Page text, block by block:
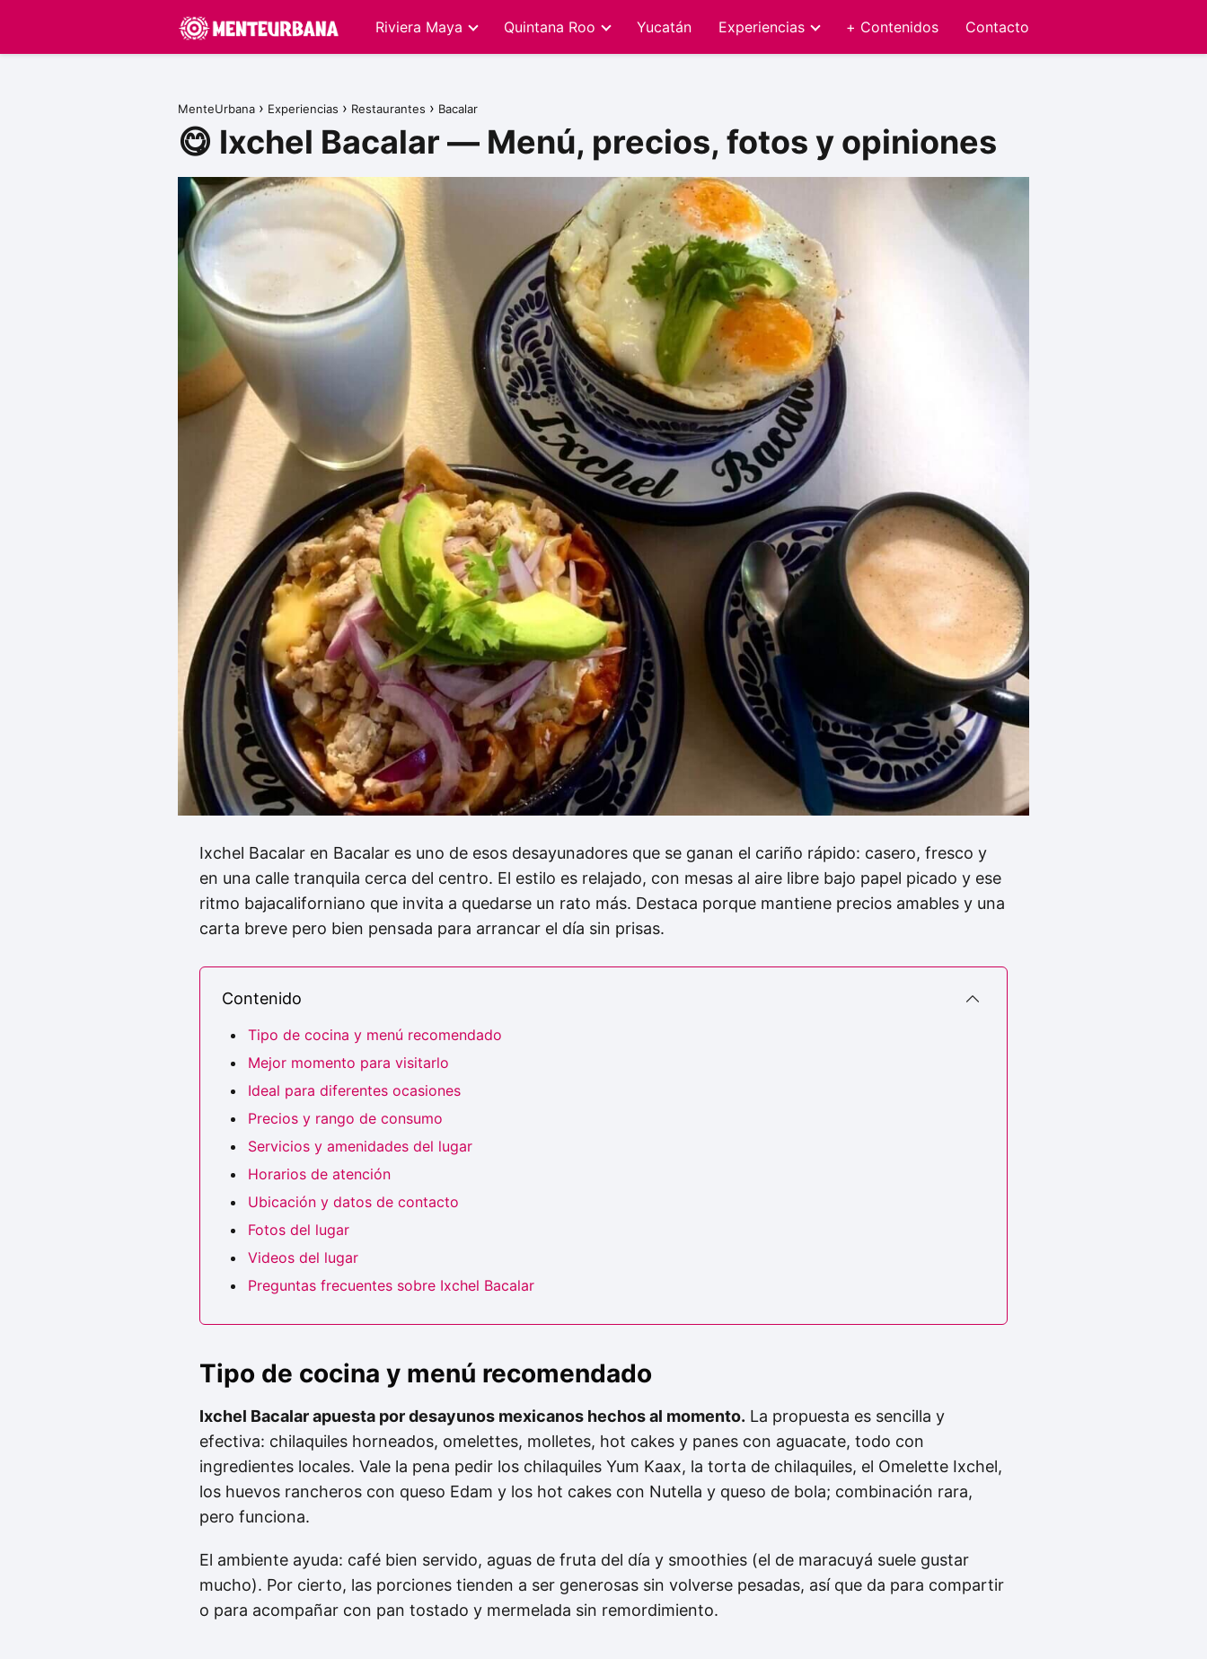
Riviera Maya Quintana Roo Yucatán Experiencias + Contenidos Contacto
MenteUrbana Experiencias Restaurantes Bacalar
😋 Ixchel Bacalar — Menú, precios, fotos y opiniones
Ixchel Bacalar en Bacalar es uno de esos desayunadores que se ganan el cariño rápido: casero, fresco y
en una calle tranquila cerca del centro. El estilo es relajado, con mesas al aire libre bajo papel picado y ese
ritmo bajacaliforniano que invita a quedarse un rato más. Destaca porque mantiene precios amables y una
carta breve pero bien pensada para arrancar el día sin prisas.
Contenido
Tipo de cocina y menú recomendado
Mejor momento para visitarlo
Ideal para diferentes ocasiones
Precios y rango de consumo
Servicios y amenidades del lugar
Horarios de atención
Ubicación y datos de contacto
Fotos del lugar
Videos del lugar
Preguntas frecuentes sobre Ixchel Bacalar
Tipo de cocina y menú recomendado
Ixchel Bacalar apuesta por desayunos mexicanos hechos al momento. La propuesta es sencilla y
efectiva: chilaquiles horneados, omelettes, molletes, hot cakes y panes con aguacate, todo con
ingredientes locales. Vale la pena pedir los chilaquiles Yum Kaax, la torta de chilaquiles, el Omelette Ixchel,
los huevos rancheros con queso Edam y los hot cakes con Nutella y queso de bola; combinación rara,
pero funciona.
El ambiente ayuda: café bien servido, aguas de fruta del día y smoothies (el de maracuyá suele gustar
mucho). Por cierto, las porciones tienden a ser generosas sin volverse pesadas, así que da para compartir
o para acompañar con pan tostado y mermelada sin remordimiento.